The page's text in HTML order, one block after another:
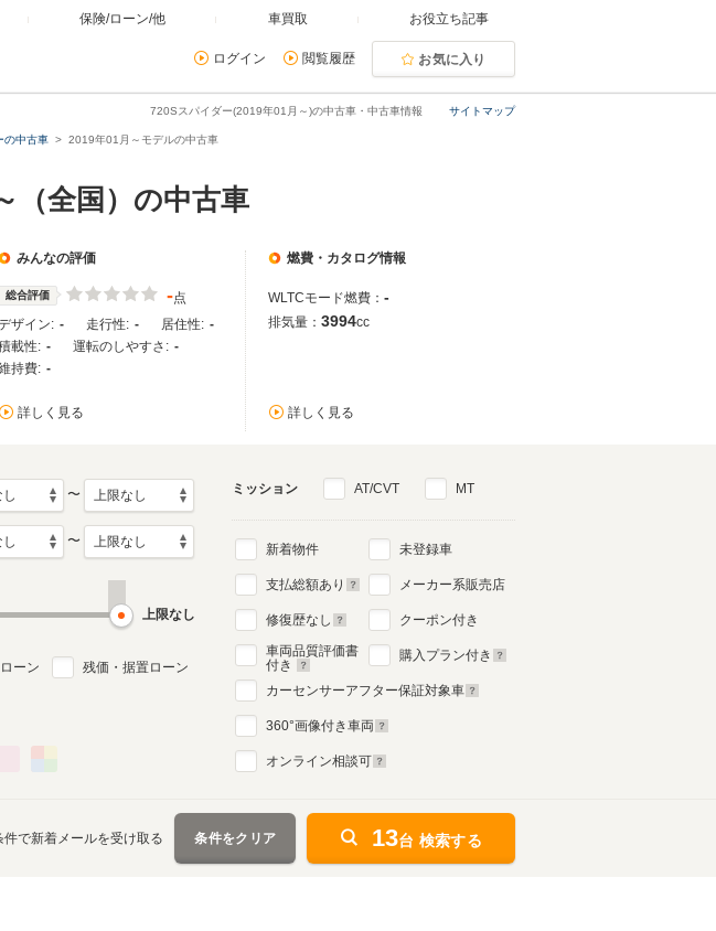
保険/ローン/他 車買取 お役立ち記事
ログイン 閲覧履歴 お気に入り
サイトマップ
720Sスパイダー(2019年01月～)の中古車・中古車情報
の中古車 2019年01月～モデルの中古車
（全国）の中古車
みんなの評価
総合評価 -点
ザイン: - 走行性: - 居住性: -
載性: - 運転のしやすさ: -
持費: -
詳しく見る
燃費・カタログ情報
WLTCモード燃費： -
排気量： 3994cc
詳しく見る
〜
〜
上限なし
ーン 残価・据置ローン
ミッション AT/CVT MT
新着物件
支払総額あり
修復歴なし
車両品質評価書
付き
未登録車
メーカー系販売店
クーポン付き
購入プラン付き
カーセンサーアフター保証対象車
360°画像付き車両
オンライン相談可
件で新着メールを受け取る 条件をクリア 13台 検索する